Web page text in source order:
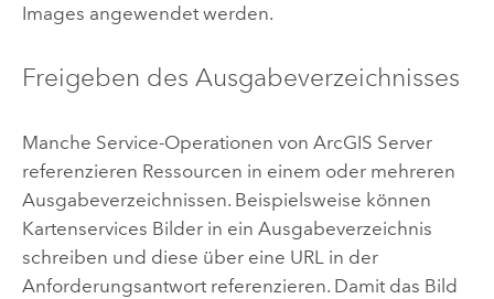
Images angewendet werden.
Freigeben des Ausgabeverzeichnisses
Manche Service-Operationen von ArcGIS Server
referenzieren Ressourcen in einem oder mehreren
Ausgabeverzeichnissen. Beispielsweise können
Kartenservices Bilder in ein Ausgabeverzeichnis
schreiben und diese über eine URL in der
Anforderungsantwort referenzieren. Damit das Bild